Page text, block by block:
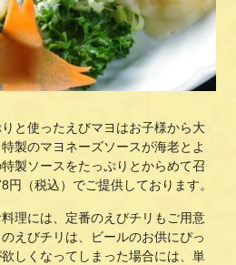
と使ったえびマヨはお子様から大
製のマヨネーズソースが海老とよ
製ソースをたっぷりとからめて召
円（税込）でご提供しております。
理には、定番のえびチリもご用意
えびチリは、ビールのお供にぴっ
しくなってしまった場合には、単